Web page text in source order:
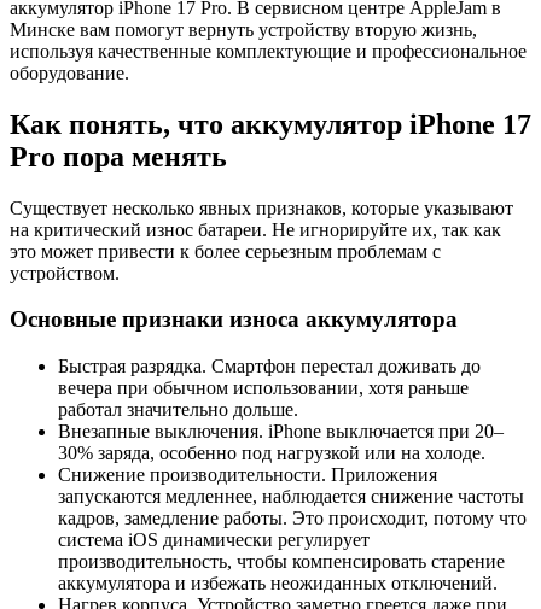
аккумулятор iPhone 17 Pro. В сервисном центре AppleJam в
Минске вам помогут вернуть устройству вторую жизнь,
используя качественные комплектующие и профессиональное
оборудование.
Как понять, что аккумулятор iPhone 17
Pro пора менять
Существует несколько явных признаков, которые указывают
на критический износ батареи. Не игнорируйте их, так как
это может привести к более серьезным проблемам с
устройством.
Основные признаки износа аккумулятора
Быстрая разрядка. Смартфон перестал доживать до
вечера при обычном использовании, хотя раньше
работал значительно дольше.
Внезапные выключения. iPhone выключается при 20–
30% заряда, особенно под нагрузкой или на холоде.
Снижение производительности. Приложения
запускаются медленнее, наблюдается снижение частоты
кадров, замедление работы. Это происходит, потому что
система iOS динамически регулирует
производительность, чтобы компенсировать старение
аккумулятора и избежать неожиданных отключений.
Нагрев корпуса. Устройство заметно греется даже при